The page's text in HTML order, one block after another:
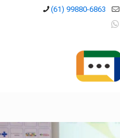
(61) 99880-6863